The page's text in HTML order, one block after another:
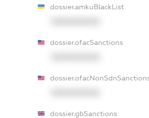
dossier.amkuBlackList
dossier.ofacSanctions
dossier.gbSanctions